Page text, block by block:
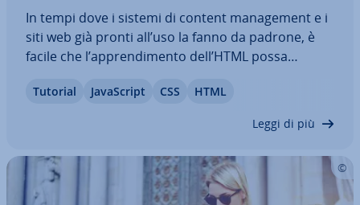
In tempi dove i sistemi di content ma­na­ge­ment e i
siti web già pronti all’uso la fanno da padrone, è
facile che l’ap­pren­di­men­to dell’HTML possa
quando poi una pagina non funziona più per
Tutorial Ja­va­Script CSS HTML
Leggi di più